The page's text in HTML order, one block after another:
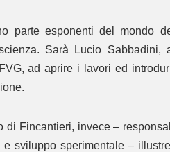
parte esponenti del mondo
Sarà Lucio Sabbadini,
FVG, ad aprire i lavori ed
di Fincantieri, invece –
sviluppo sperimentale –